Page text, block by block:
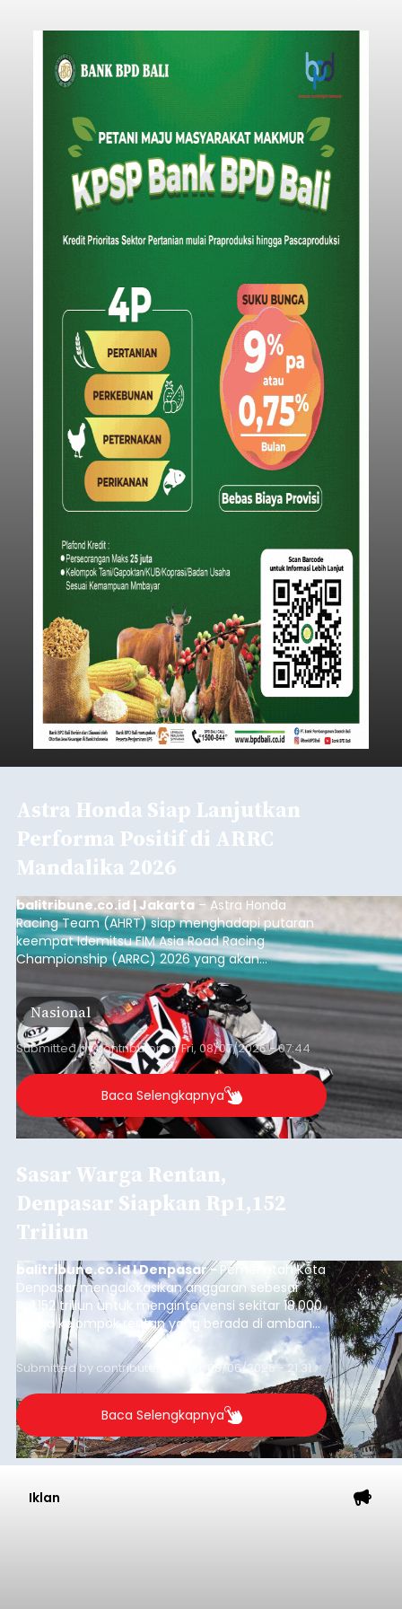
Astra Honda Siap Lanjutkan
Performa Positif di ARRC
Mandalika 2026
balitribune.co.id | Jakarta – Astra Honda
Racing Team (AHRT) siap menghadapi putaran
keempat Idemitsu FIM Asia Road Racing
Championship (ARRC) 2026 yang akan
berlangsung di Pertamina Mandalika
International Circuit, Lombok, Nusa Tenggara
Barat, pada 7–9 Agustus 2026.
Nasional
Submitted bycontributoronFri, 08/07/2026 - 07:44
Baca Selengkapnya
Sasar Warga Rentan,
Denpasar Siapkan Rp1,152
Triliun
balitribune.co.id I Denpasar - Pemerintah Kota
Denpasar mengalokasikan anggaran sebesar
Rp1,152 triliun untuk mengintervensi sekitar 18.000
warga kelompok rentan yang berada di ambang
garis kemiskinan. Langkah strategis ini diambil
guna menjaga masyarakat yang berada pada
kelompok desil 5 dan 6 tersebut agar tidak
merosot ke kategori miskin.
Submitted by contributor Thu, 08/06/2026 - 21:31
Baca Selengkapnya
Iklan